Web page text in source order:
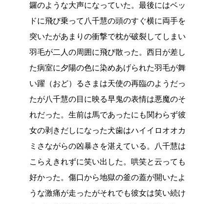
鑼のような大声になっていた。最後にはベッ
ドに飛び乗って八千慧の頭のすぐ横に両手を
突いたがあまりの衝撃で枕が破裂してしまい
羽毛が二人の周囲に飛び散った。西日が差し
た病室に夕陽の色に染めあげられた羽毛が舞
い躍（おど）るさまは天使の再臨のようだっ
たが八千慧の目に映る早鬼の表情は悪魔のそ
れだった。生前は馬であったにも関わらず彼
女の剥きだしになった犬歯はハイイロオオカ
ミさながらの凶暴さを湛えている。八千慧は
こらえきれずに笑い出した。哄笑と云っても
好かった。傷口から地獄の釜の蓋が開いたよ
うな激痛が走ったがそれでも彼女は笑い続け